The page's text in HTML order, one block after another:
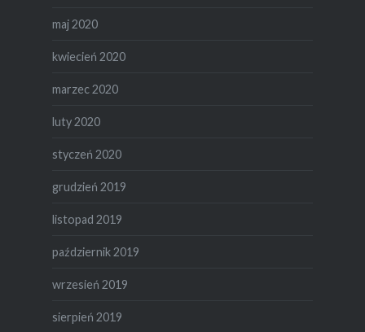
maj 2020
kwiecień 2020
marzec 2020
luty 2020
styczeń 2020
grudzień 2019
listopad 2019
październik 2019
wrzesień 2019
sierpień 2019